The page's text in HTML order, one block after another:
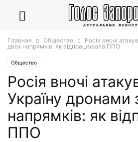
Главная Общество
Росія вночі
двох напрямків: як відпрацювала ППО
Общество
Росія вночі
Україну дронами
напрямків: як
ППО